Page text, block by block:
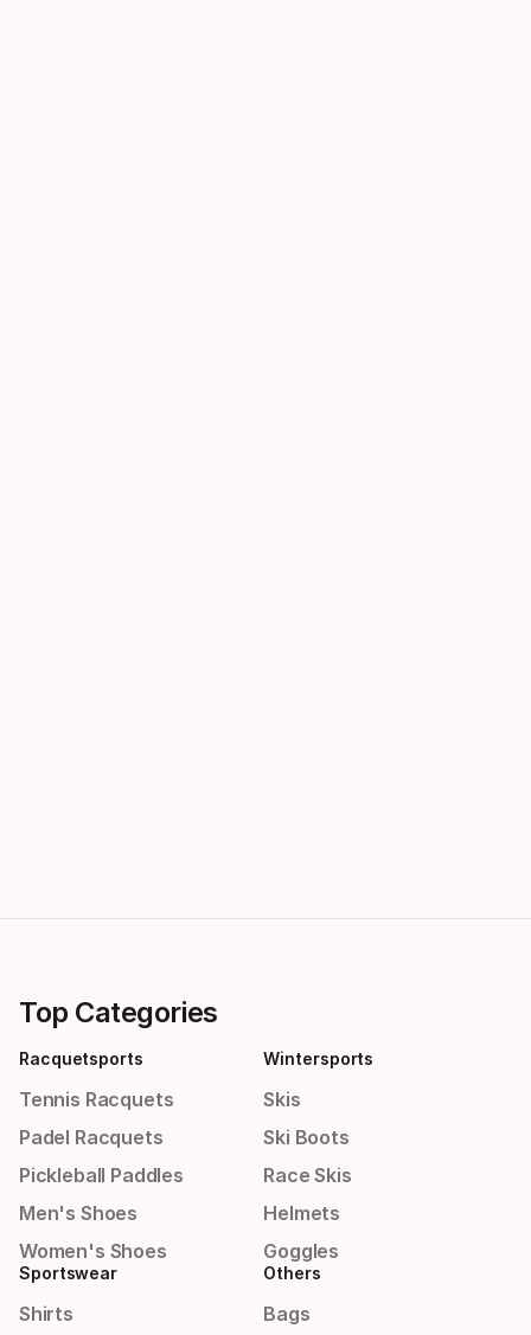
Top Categories
Racquetsports
Tennis Racquets
Padel Racquets
Pickleball Paddles
Men's Shoes
Women's Shoes
Wintersports
Skis
Ski Boots
Race Skis
Helmets
Goggles
Sportswear
Shirts
Others
Bags